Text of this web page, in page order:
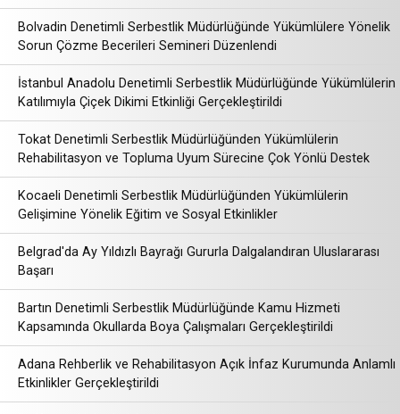
Bolvadin Denetimli Serbestlik Müdürlüğünde Yükümlülere Yönelik
Sorun Çözme Becerileri Semineri Düzenlendi
İstanbul Anadolu Denetimli Serbestlik Müdürlüğünde Yükümlülerin
Katılımıyla Çiçek Dikimi Etkinliği Gerçekleştirildi
Tokat Denetimli Serbestlik Müdürlüğünden Yükümlülerin
Rehabilitasyon ve Topluma Uyum Sürecine Çok Yönlü Destek
Kocaeli Denetimli Serbestlik Müdürlüğünden Yükümlülerin
Gelişimine Yönelik Eğitim ve Sosyal Etkinlikler
Belgrad'da Ay Yıldızlı Bayrağı Gururla Dalgalandıran Uluslararası
Başarı
Bartın Denetimli Serbestlik Müdürlüğünde Kamu Hizmeti
Kapsamında Okullarda Boya Çalışmaları Gerçekleştirildi
Adana Rehberlik ve Rehabilitasyon Açık İnfaz Kurumunda Anlamlı
Etkinlikler Gerçekleştirildi